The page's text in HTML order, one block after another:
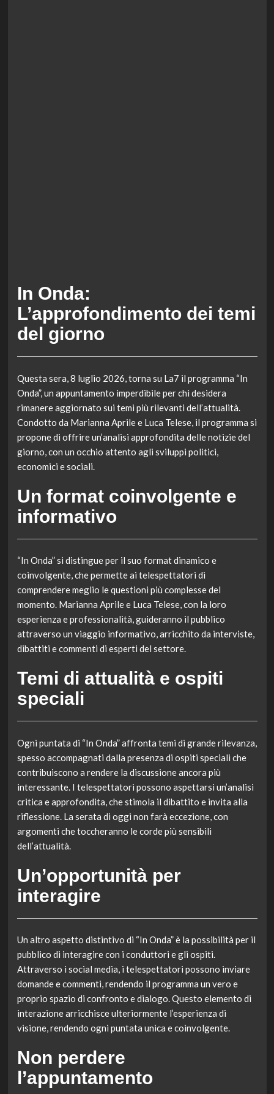
In Onda:
L’approfondimento dei temi
del giorno
Questa sera, 8 luglio 2026, torna su La7 il programma “In
Onda”, un appuntamento imperdibile per chi desidera
rimanere aggiornato sui temi più rilevanti dell’attualità.
Condotto da Marianna Aprile e Luca Telese, il programma si
propone di offrire un’analisi approfondita delle notizie del
giorno, con un occhio attento agli sviluppi politici,
economici e sociali.
Un format coinvolgente e
informativo
“In Onda” si distingue per il suo format dinamico e
coinvolgente, che permette ai telespettatori di
comprendere meglio le questioni più complesse del
momento. Marianna Aprile e Luca Telese, con la loro
esperienza e professionalità, guideranno il pubblico
attraverso un viaggio informativo, arricchito da interviste,
dibattiti e commenti di esperti del settore.
Temi di attualità e ospiti
speciali
Ogni puntata di “In Onda” affronta temi di grande rilevanza,
spesso accompagnati dalla presenza di ospiti speciali che
contribuiscono a rendere la discussione ancora più
interessante. I telespettatori possono aspettarsi un’analisi
critica e approfondita, che stimola il dibattito e invita alla
riflessione. La serata di oggi non farà eccezione, con
argomenti che toccheranno le corde più sensibili
dell’attualità.
Un’opportunità per
interagire
Un altro aspetto distintivo di “In Onda” è la possibilità per il
pubblico di interagire con i conduttori e gli ospiti.
Attraverso i social media, i telespettatori possono inviare
domande e commenti, rendendo il programma un vero e
proprio spazio di confronto e dialogo. Questo elemento di
interazione arricchisce ulteriormente l’esperienza di
visione, rendendo ogni puntata unica e coinvolgente.
Non perdere
l’appuntamento